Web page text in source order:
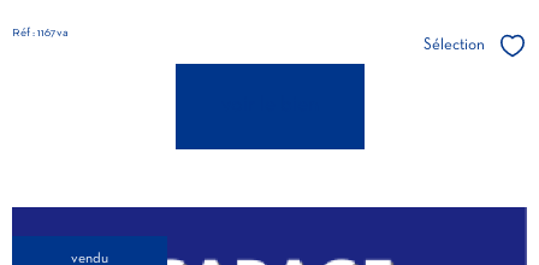
Réf : 1167va
Sélection
vendu